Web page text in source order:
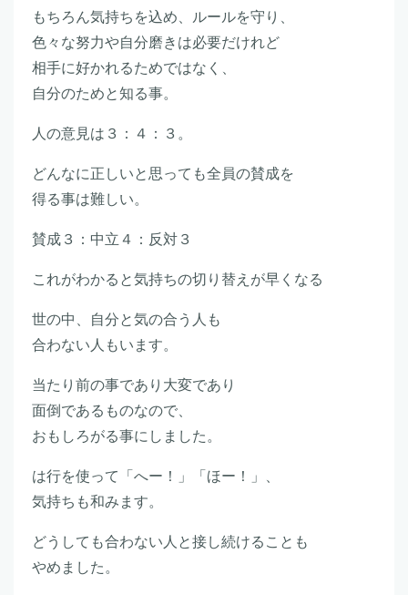
もちろん気持ちを込め、ルールを守り、
色々な努力や自分磨きは必要だけれど
相手に好かれるためではなく、
自分のためと知る事。
人の意見は３：４：３。
どんなに正しいと思っても全員の賛成を
得る事は難しい。
賛成３：中立４：反対３
これがわかると気持ちの切り替えが早くなる
世の中、自分と気の合う人も
合わない人もいます。
当たり前の事であり大変であり
面倒であるものなので、
おもしろがる事にしました。
は行を使って「へー！」「ほー！」、
気持ちも和みます。
どうしても合わない人と接し続けることも
やめました。